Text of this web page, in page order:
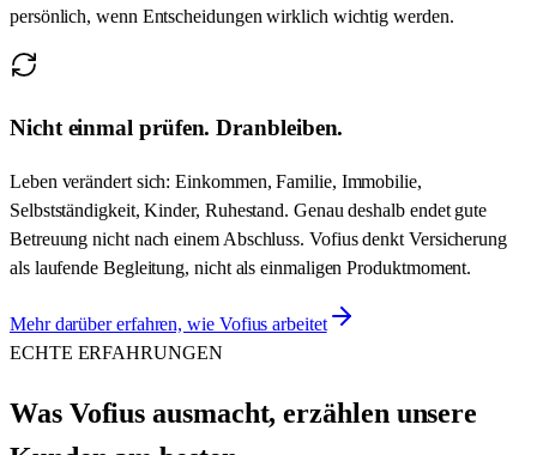
persönlich, wenn Entscheidungen wirklich wichtig werden.
Nicht einmal prüfen. Dranbleiben.
Leben verändert sich: Einkommen, Familie, Immobilie,
Selbstständigkeit, Kinder, Ruhestand. Genau deshalb endet gute
Betreuung nicht nach einem Abschluss. Vofius denkt Versicherung
als laufende Begleitung, nicht als einmaligen Produktmoment.
Mehr darüber erfahren, wie Vofius arbeitet
ECHTE ERFAHRUNGEN
Was Vofius ausmacht, erzählen unsere